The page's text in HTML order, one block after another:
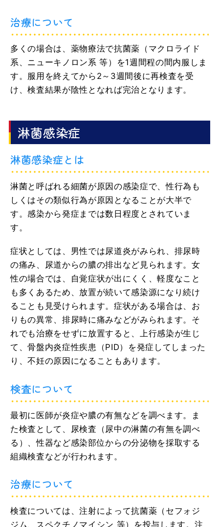
治療について
多くの場合は、薬物療法で抗菌薬（マクロライド
系、ニューキノロン系 等）を1週間程の間内服しま
す。服用を終えてから2～3週間後に再検査を受
け、検査結果が陰性となれば完治となります。
淋菌感染症
淋菌感染症とは
淋菌と呼ばれる細菌が原因の感染症で、性行為も
しくはその類似行為が原因となることが大半で
す。感染から発症までは数日程度とされていま
す。
症状としては、男性では尿道炎がみられ、排尿時
の痛み、尿道からの膿の排出など見られます。女
性の場合では、自覚症状が出にくく、軽度なこと
も多くあるため、放置が続いて感染源になり続け
ることも見受けられます。症状がある場合は、お
りもの異常、排尿時に痛みなどがみられます。そ
れでも治療をせずに放置すると、上行感染が生じ
て、骨盤内炎症性疾患（PID）を発症してしまった
り、不妊の原因になることもあります。
検査について
最初に医師が炎症や膿の有無などを調べます。ま
た検査として、尿検査（尿中の淋菌の有無を調べ
る）、性器など感染部位からの分泌物を採取する
組織検査などが行われます。
治療について
検査については、注射によって抗菌薬（セフォジ
ジム、スペクチノマイシン 等）を投与します。注